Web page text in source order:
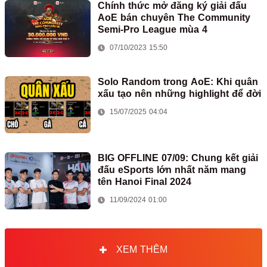
Chính thức mở đăng ký giải đấu
AoE bán chuyên The Community
Semi-Pro League mùa 4
07/10/2023 15:50
Solo Random trong AoE: Khi quân
xấu tạo nên những highlight để đời
15/07/2025 04:04
BIG OFFLINE 07/09: Chung kết giải
đấu eSports lớn nhất năm mang
tên Hanoi Final 2024
11/09/2024 01:00
XEM THÊM